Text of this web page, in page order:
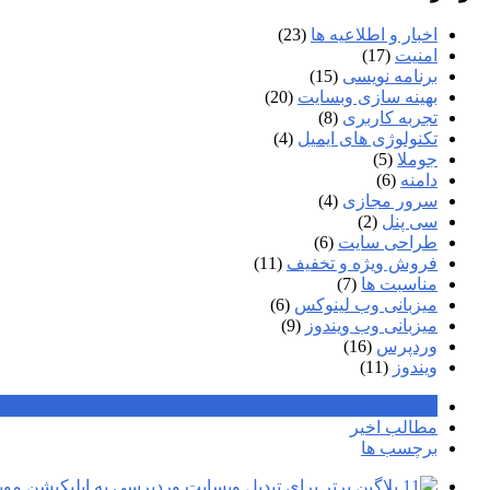
اخبار و اطلاعیه ها (23)
امنیت (17)
برنامه نویسی (15)
بهینه سازی وبسایت (20)
تجربه کاربری (8)
تکنولوژی های ایمیل (4)
جوملا (5)
دامنه (6)
سرور مجازی (4)
سی پنل (2)
طراحی سایت (6)
فروش ویژه و تخفیف (11)
مناسبت ها (7)
میزبانی وب لینوکس (6)
میزبانی وب ویندوز (9)
وردپرس (16)
ویندوز (11)
مطالب اخیر
برچسب ها